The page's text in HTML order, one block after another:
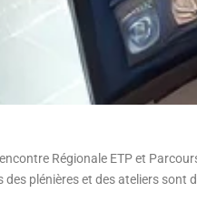
Régionale ETP et
des plénières et des ateliers sont